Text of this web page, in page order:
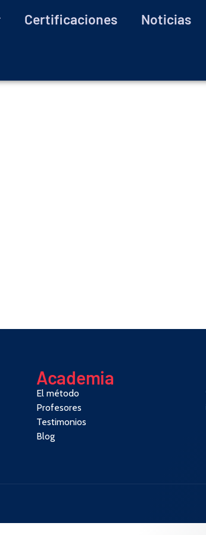
Certificaciones Noticias
Academia
El método
Profesores
Testimonios
Blog